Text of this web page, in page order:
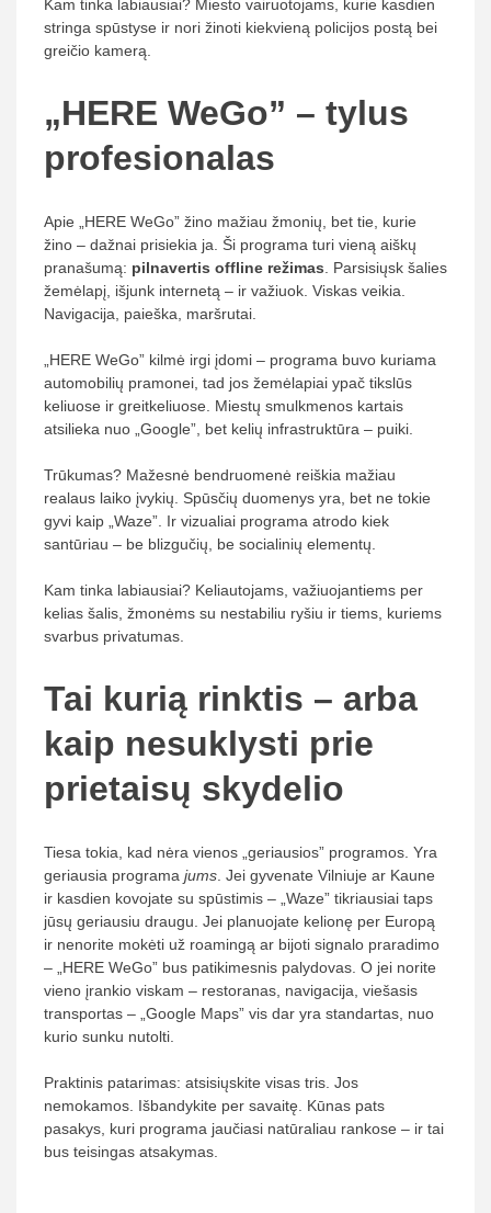
Kam tinka labiausiai? Miesto vairuotojams, kurie kasdien
stringa spūstyse ir nori žinoti kiekvieną policijos postą bei
greičio kamerą.
„HERE WeGo” – tylus
profesionalas
Apie „HERE WeGo” žino mažiau žmonių, bet tie, kurie
žino – dažnai prisiekia ja. Ši programa turi vieną aiškų
pranašumą: pilnavertis offline režimas . Parsisiųsk šalies
žemėlapį, išjunk internetą – ir važiuok. Viskas veikia.
Navigacija, paieška, maršrutai.
„HERE WeGo” kilmė irgi įdomi – programa buvo kuriama
automobilių pramonei, tad jos žemėlapiai ypač tikslūs
keliuose ir greitkeliuose. Miestų smulkmenos kartais
atsilieka nuo „Google”, bet kelių infrastruktūra – puiki.
Trūkumas? Mažesnė bendruomenė reiškia mažiau
realaus laiko įvykių. Spūsčių duomenys yra, bet ne tokie
gyvi kaip „Waze”. Ir vizualiai programa atrodo kiek
santūriau – be blizgučių, be socialinių elementų.
Kam tinka labiausiai? Keliautojams, važiuojantiems per
kelias šalis, žmonėms su nestabiliu ryšiu ir tiems, kuriems
svarbus privatumas.
Tai kurią rinktis – arba
kaip nesuklysti prie
prietaisų skydelio
Tiesa tokia, kad nėra vienos „geriausios” programos. Yra
geriausia programa jums . Jei gyvenate Vilniuje ar Kaune
ir kasdien kovojate su spūstimis – „Waze” tikriausiai taps
jūsų geriausiu draugu. Jei planuojate kelionę per Europą
ir nenorite mokėti už roamingą ar bijoti signalo praradimo
– „HERE WeGo” bus patikimesnis palydovas. O jei norite
vieno įrankio viskam – restoranas, navigacija, viešasis
transportas – „Google Maps” vis dar yra standartas, nuo
kurio sunku nutolti.
Praktinis patarimas: atsisiųskite visas tris. Jos
nemokamos. Išbandykite per savaitę. Kūnas pats
pasakys, kuri programa jaučiasi natūraliau rankose – ir tai
bus teisingas atsakymas.